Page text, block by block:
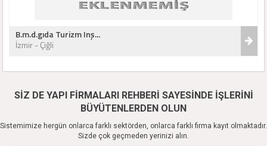
B.m.d.gıda Turizm Inş...
İzmir - Çiğli
SİZ DE YAPI FİRMALARI REHBERİ SAYESİNDE İŞLERİNİ
BÜYÜTENLERDEN OLUN
Sistemimize hergün onlarca farklı sektörden, onlarca farklı firma kayıt olmaktadır.
Sizde çok geçmeden yerinizi alın.